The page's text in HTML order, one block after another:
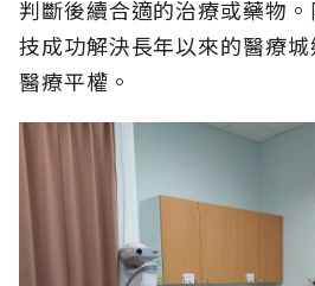
判斷後續合適的治療或藥物
技成功解決長年以來的醫療
醫療平權。